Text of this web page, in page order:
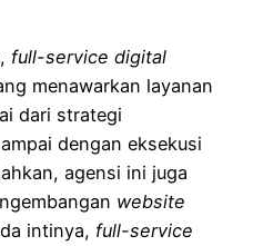
full-service digital
menawarkan layanan
dari strategi
dengan eksekusi
agensi ini juga
website
intinya, full-service